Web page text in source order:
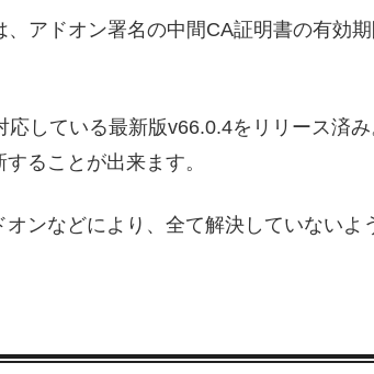
アドオン署名の中間CA証明書の有効
応している最新版v66.0.4をリリース済
ることが出来ます。
ンなどにより、全て解決していないよ